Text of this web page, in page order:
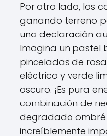
Por otro lado, los
ganando terreno
una declaración
Imagina un pastel
pinceladas de
eléctrico y verde
oscuro. ¡Es pura
combinación de
degradado ombré
increíblemente